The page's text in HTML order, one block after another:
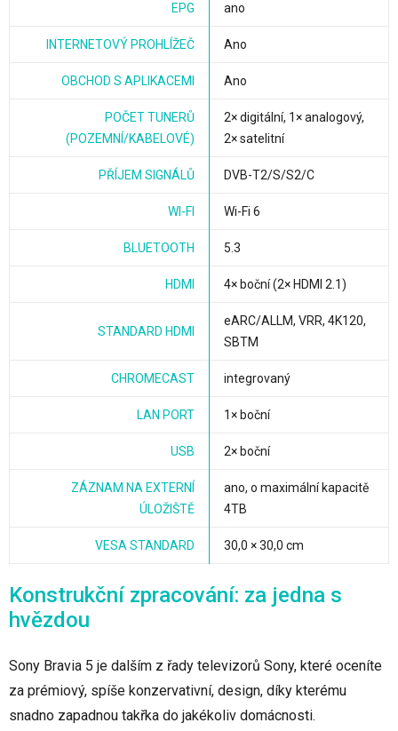
EPG ano
INTERNETOVÝ PROHLÍŽEČ Ano
OBCHOD S APLIKACEMI Ano
POČET TUNERŮ
(POZEMNÍ/KABELOVÉ)
2× digitální, 1× analogový,
2× satelitní
PŘÍJEM SIGNÁLŮ DVB-T2/S/S2/C
WI-FI Wi-Fi 6
BLUETOOTH 5.3
HDMI 4× boční (2× HDMI 2.1)
STANDARD HDMI
eARC/ALLM, VRR, 4K120,
SBTM
CHROMECAST integrovaný
LAN PORT 1× boční
USB 2× boční
ZÁZNAM NA EXTERNÍ
ÚLOŽIŠTĚ
ano, o maximální kapacitě
4TB
VESA STANDARD 30,0 × 30,0 cm
Konstrukční zpracování: za jedna s
hvězdou
Sony Bravia 5 je dalším z řady televizorů Sony, které oceníte
za prémiový, spíše konzervativní, design, díky kterému
snadno zapadnou takřka do jakékoliv domácnosti.